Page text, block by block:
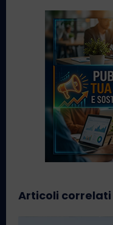
Articoli correlati